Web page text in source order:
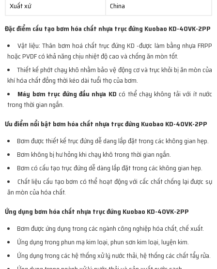
Xuất xứ
China
Đặc điểm cấu tạo bơm hóa chất nhựa trục đứng Kuobao KD-40VK-2PP
Vật liệu: Thân bơm hoá chất trục đứng KD -được làm bằng nhựa FRPP
hoặc PVDF có khả năng chịu nhiệt độ cao và chống ăn mòn tốt.
Thiết kế phớt chạy khô nhằm bảo vệ động cơ và trục khỏi bị ăn mòn của
khí hóa chất đồng thời kéo dài tuổi thọ của bơm.
Máy bơm trục đứng đầu nhựa KD có thể chạy không tải với ít nước
trong thời gian ngắn.
Ưu điểm nổi bật bơm hóa chất nhựa trục đứng Kuobao KD-40VK-2PP
Bơm được thiết kế trục đứng dễ dang lắp đặt trong các không gian hẹp.
Bơm không bị hư hỏng khi chạy khô trong thời gian ngắn.
Bơm có cấu tạo trục đứng dễ dàng lắp đặt trong các không gian hẹp.
Chất liệu cấu tạo bơm có thể hoạt động với cấc chất chống lại được sự
ăn mòn của hóa chất.
Ứng dụng bơm hóa chất nhựa trục đứng Kuobao KD-40VK-2PP
Bơm được ứng dụng trong các ngành công nghiệp hóa chất, chế xuất.
Ứng dụng trong phun mạ kim loại, phun sơn kim loại, luyện kim.
Ứng dụng trong các hệ thống xử lý nước thải, hệ thống các chất tẩy rửa.